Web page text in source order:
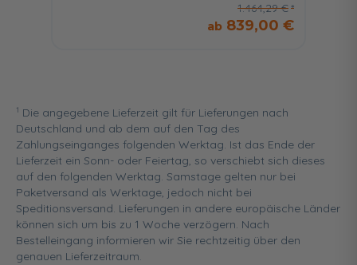
1.464,29 €
839,00 €
1 Die angegebene Lieferzeit gilt für Lieferungen nach
Deutschland und ab dem auf den Tag des
Zahlungseinganges folgenden Werktag. Ist das Ende der
Lieferzeit ein Sonn- oder Feiertag, so verschiebt sich dieses
auf den folgenden Werktag. Samstage gelten nur bei
Paketversand als Werktage, jedoch nicht bei
Speditionsversand. Lieferungen in andere europäische Länder
können sich um bis zu 1 Woche verzögern. Nach
Bestelleingang informieren wir Sie rechtzeitig über den
genauen Lieferzeitraum.